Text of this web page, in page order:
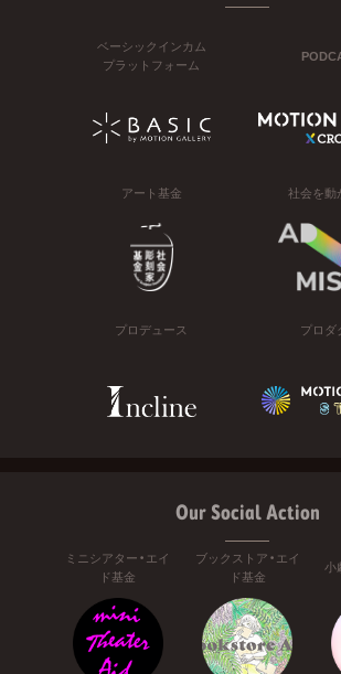
ベーシックインカム
プラットフォーム
アート基金 社会を動
プロデュース プロダ
Our Social Action
ミニシアター・エイ
ド基金
ブックストア・エイ
ド基金
小